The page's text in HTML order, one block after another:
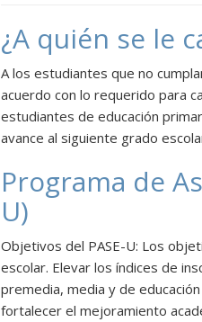
¿A quién se le
A los estudiantes que no
acuerdo con lo requerido para
estudiantes de educación
avance al siguiente grado
Programa de
U)
Objetivos del PASE-U: Los
escolar. Elevar los índices de
premedia, media y de
fortalecer el mejoramiento